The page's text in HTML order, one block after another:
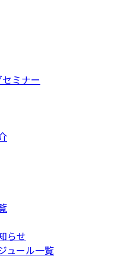
ミナー
らせ
ュール一覧